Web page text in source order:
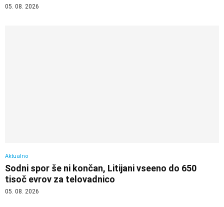
05. 08. 2026
Aktualno
Sodni spor še ni končan, Litijani vseeno do 650
tisoč evrov za telovadnico
05. 08. 2026